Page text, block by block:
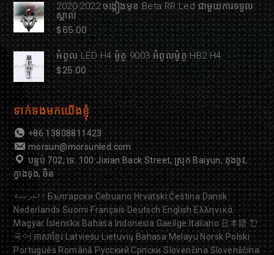
2020-2022 ចង្កៀងមុខ Beta RR Led ជាមួយការទទួល
ស្គាល់
$65.00
អំពូល LED H4 ម៉ូតូ 9003 អំពូលម៉ូតូ HB2 H4
$25.00
ទាក់ទងមកយើងខ្ញុំ
+86 13808811423
morsun@morsunled.com
បន្ទប់ 702, ទេ. 100 Jixian Back Street, ស្រុក Baiyun, គុងចូវ,
ក្វាងទុង, ចិន
العربية Български Cebuano Hrvatski Čeština Dansk
Nederlands Suomi Français Deutsch English Ελληνικά
Magyar Íslenska Bahasa Indonesia Gaeilge Italiano 日本語 한
국어 ភាសាខ្មែរ Latviešu Lietuvių Bahasa Melayu Norsk Polski
Português Română Русский Српски Slovenčina Slovenščina